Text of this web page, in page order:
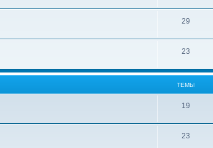
29
23
ТЕМЫ
19
23